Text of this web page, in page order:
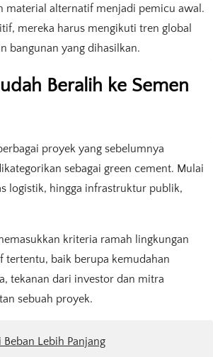
material alternatif menjadi pemicu awal.
mereka harus mengikuti tren global
bangunan yang dihasilkan.
Beralih ke Semen
proyek yang sebelumnya
sebagai green cement. Mulai
logistik, hingga infrastruktur publik,
kriteria ramah lingkungan
tertentu, baik berupa kemudahan
tekanan dari investor dan mitra
sebuah proyek.
Lebih Panjang